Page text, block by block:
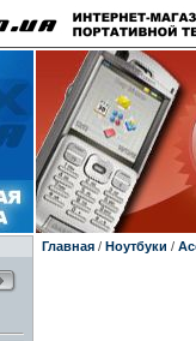
Главная/ Ноутбуки /